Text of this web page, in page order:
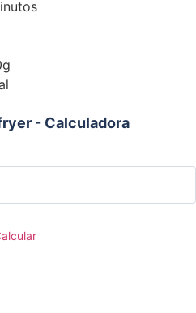
- Calculadora